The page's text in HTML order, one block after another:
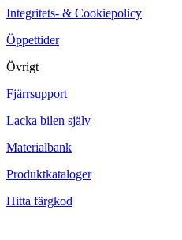
Integritets- & Cookiepolicy
Öppettider
Övrigt
Fjärrsupport
Lacka bilen själv
Materialbank
Produktkataloger
Hitta färgkod